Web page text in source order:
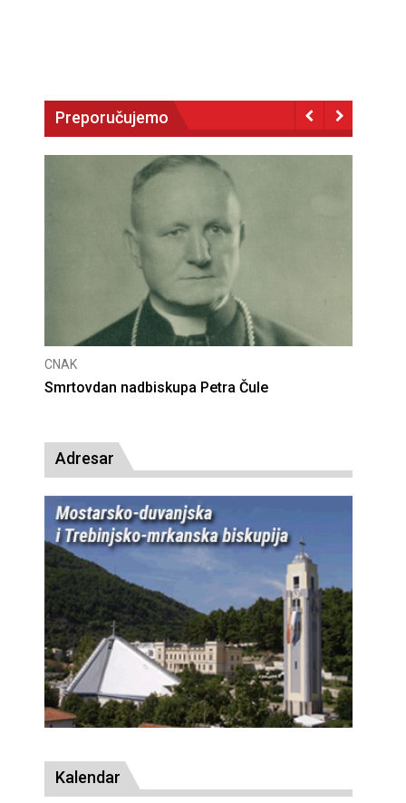
Preporučujemo
Deseta obljetnica poništenja komunističke
Adresar
Kalendar